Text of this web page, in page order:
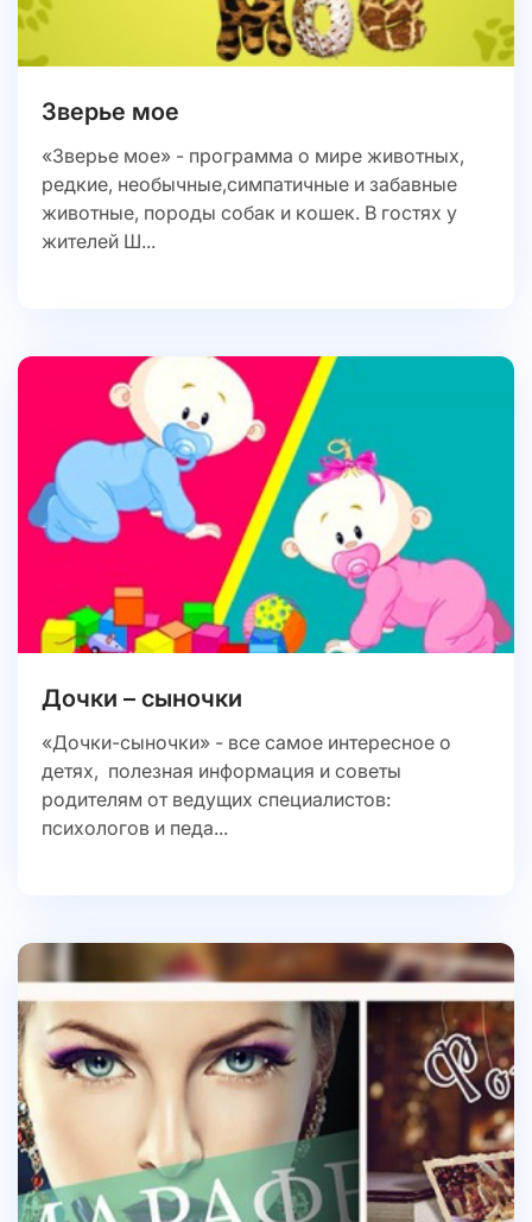
Зверье мое
«Зверье мое» - программа о мире животных,
редкие, необычные,симпатичные и забавные
животные, породы собак и кошек. В гостях у
жителей Ш...
Дочки – сыночки
«Дочки-сыночки» - все самое интересное о
детях, полезная информация и советы
родителям от ведущих специалистов:
психологов и педа...